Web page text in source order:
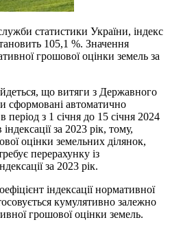
статистики України, індекс
105,1 %. Значення
грошової оцінки земель за
що витяги з Державного
сформовані автоматично
з 1 січня до 15 січня 2024
за 2023 рік, тому,
оцінки земельних ділянок,
перерахунку із
за 2023 рік.
індексації нормативної
кумулятивно залежно
грошової оцінки земель.